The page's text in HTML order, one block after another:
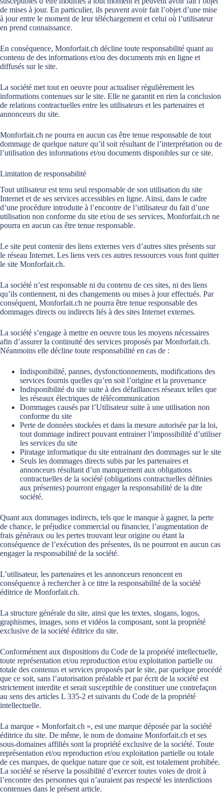
de mises à jour. En particulier, ils peuvent avoir fait l’objet d’une mise
à jour entre le moment de leur téléchargement et celui où l’utilisateur
en prend connaissance.
En conséquence, Monforfait.ch décline toute responsabilité quant au
contenu de des informations et/ou des documents mis en ligne et
diffusés sur le site.
La société met tout en oeuvre pour actualiser régulièrement les
informations contenues sur le site. Elle ne garantit en rien la conclusion
de relations contractuelles entre les utilisateurs et les partenaires et
annonceurs du site.
Monforfait.ch ne pourra en aucun cas être tenue responsable de tout
dommage de quelque nature qu’il soit résultant de l’interprétation ou de
l’utilisation des informations et/ou documents disponibles sur ce site.
Limitation de responsabilité
Tout utilisateur est tenu seul responsable de son utilisation du site
Internet et de ses services accessibles en ligne. Ainsi, dans le cadre
d’une procédure introduite à l’encontre de l’utilisateur du fait d’une
utilisation non conforme du site et/ou de ses services, Monforfait.ch ne
pourra en aucun cas être tenue responsable.
Le site peut contenir des liens externes vers d’autres sites présents sur
le réseau Internet. Les liens vers ces autres ressources vous font quitter
le site Monforfait.ch.
La société n’est responsable ni du contenu de ces sites, ni des liens
qu’ils contiennent, ni des changements ou mises à jour effectués. Par
conséquent, Monforfait.ch ne pourra être tenue responsable des
dommages directs ou indirects liés à des sites Internet externes.
La société s’engage à mettre en oeuvre tous les moyens nécessaires
afin d’assurer la continuité des services proposés par Monforfait.ch.
Néanmoins elle décline toute responsabilité en cas de :
Indisponibilité, pannes, dysfonctionnements, modifications des
services fournis quelles qu’en soit l’origine et la provenance
Indisponibilité du site suite à des défaillances réseaux telles que
les réseaux électriques de télécommunication
Dommages causés par l’Utilisateur suite à une utilisation non
conforme du site
Perte de données stockées et dans la mesure autorisée par la loi,
tout dommage indirect pouvant entrainer l’impossibilité d’utiliser
les services du site
Piratage informatique du site entrainant des dommages sur le site
Seuls les dommages directs subis par les partenaires et
annonceurs résultant d’un manquement aux obligations
contractuelles de la société (obligations contractuelles définies
aux présentes) pourront engager la responsabilité de la dite
société.
Quant aux dommages indirects, tels que le manque à gagner, la perte
de chance, le préjudice commercial ou financier, l’augmentation de
frais généraux ou les pertes trouvant leur origine ou étant la
conséquence de l’exécution des présentes, ils ne pourront en aucun cas
engager la responsabilité de la société.
L’utilisateur, les partenaires et les annonceurs renoncent en
conséquence à rechercher à ce titre la responsabilité de la société
éditrice de Monforfait.ch.
La structure générale du site, ainsi que les textes, slogans, logos,
graphismes, images, sons et vidéos la composant, sont la propriété
exclusive de la société éditrice du site.
Conformément aux dispositions du Code de la propriété intellectuelle,
toute représentation et/ou reproduction et/ou exploitation partielle ou
totale des contenus et services proposés par le site, par quelque procédé
que ce soit, sans l’autorisation préalable et par écrit de la société est
strictement interdite et serait susceptible de constituer une contrefaçon
au sens des articles L 335-2 et suivants du Code de la propriété
intellectuelle.
La marque « Monforfait.ch », est une marque déposée par la société
éditrice du site. De même, le nom de domaine Monforfait.ch et ses
sous-domaines affiliés sont la propriété exclusive de la société. Toute
représentation et/ou reproduction et/ou exploitation partielle ou totale
de ces marques, de quelque nature que ce soit, est totalement prohibée.
La société se réserve la possibilité d’exercer toutes voies de droit à
l’encontre des personnes qui n’auraient pas respecté les interdictions
contenues dans le présent article.